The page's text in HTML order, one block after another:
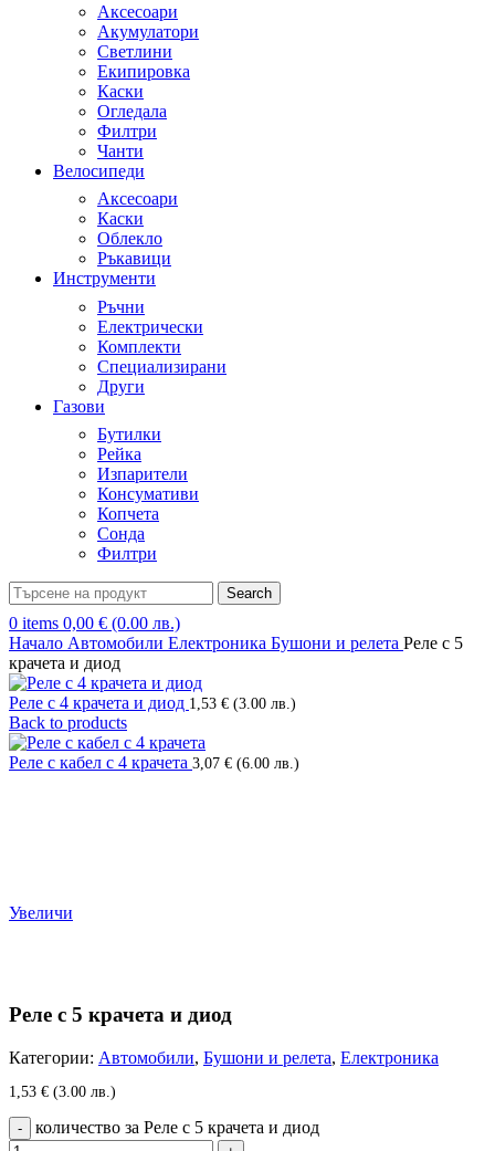
Аксесоари
Акумулатори
Светлини
Екипировка
Каски
Огледала
Филтри
Чанти
Велосипеди
Аксесоари
Каски
Облекло
Ръкавици
Инструменти
Ръчни
Електрически
Комплекти
Специализирани
Други
Газови
Бутилки
Рейка
Изпарители
Консумативи
Копчета
Сонда
Филтри
Search
0 items 0,00 € (0.00 лв.)
Начало Автомобили Електроника Бушони и релета Реле с 5
крачета и диод
Реле с 4 крачета и диод 1,53 € (3.00 лв.)
Back to products
Реле с кабел с 4 крачета 3,07 € (6.00 лв.)
Увеличи
Реле с 5 крачета и диод
Категории: Автомобили, Бушони и релета, Електроника
1,53 € (3.00 лв.)
количество за Реле с 5 крачета и диод